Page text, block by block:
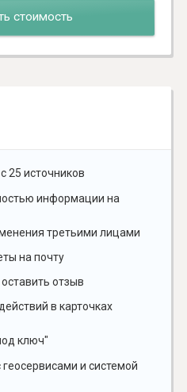
стоимость
25 источников
информации на
третьими лицами
на почту
отзыв
в карточках
ключ"
и системой